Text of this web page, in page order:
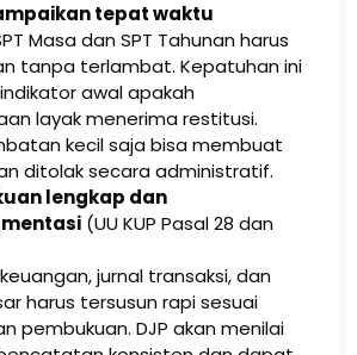
tepat waktu
Masa dan SPT Tahunan harus
tanpa terlambat. Kepatuhan ini
awal apakah
layak menerima restitusi.
kecil saja bisa membuat
ditolak secara administratif.
lengkap dan
(UU KUP Pasal 28 dan
jurnal transaksi, dan
harus tersusun rapi sesuai
pembukuan. DJP akan menilai